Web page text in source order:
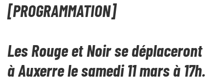
[PROGRAMMATION]
Les Rouge et Noir se déplaceront
à Auxerre le samedi 11 mars à 17h.